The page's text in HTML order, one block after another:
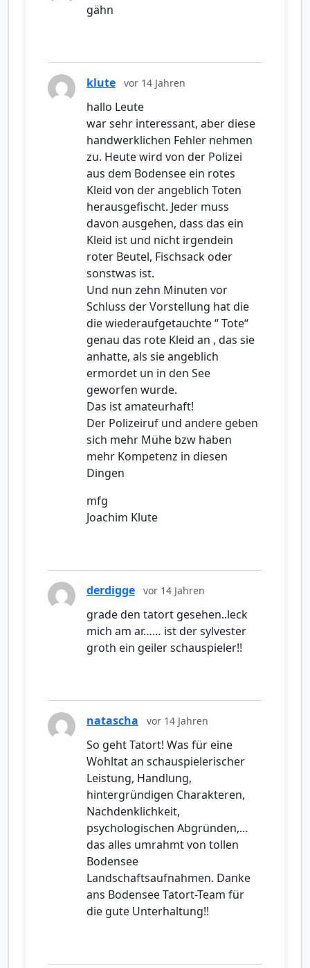
gähn
klute vor 14 Jahren
hallo Leute
war sehr interessant, aber diese
handwerklichen Fehler nehmen
zu. Heute wird von der Polizei
aus dem Bodensee ein rotes
Kleid von der angeblich Toten
herausgefischt. Jeder muss
davon ausgehen, dass das ein
Kleid ist und nicht irgendein
roter Beutel, Fischsack oder
sonstwas ist.
Und nun zehn Minuten vor
Schluss der Vorstellung hat die
die wiederaufgetauchte “ Tote“
genau das rote Kleid an , das sie
anhatte, als sie angeblich
ermordet un in den See
geworfen wurde.
Das ist amateurhaft!
Der Polizeiruf und andere geben
sich mehr Mühe bzw haben
mehr Kompetenz in diesen
Dingen
mfg
Joachim Klute
derdigge vor 14 Jahren
grade den tatort gesehen..leck
mich am ar…… ist der sylvester
groth ein geiler schauspieler!!
natascha vor 14 Jahren
So geht Tatort! Was für eine
Wohltat an schauspielerischer
Leistung, Handlung,
hintergründigen Charakteren,
Nachdenklichkeit,
psychologischen Abgründen,…
das alles umrahmt von tollen
Bodensee
Landschaftsaufnahmen. Danke
ans Bodensee Tatort-Team für
die gute Unterhaltung!!